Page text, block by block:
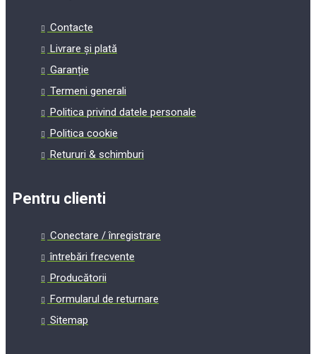
Contacte
Livrare și plată
Garanție
Termeni generali
Politica privind datele personale
Politica cookie
Retururi & schimburi
Pentru clienti
Conectare / înregistrare
întrebări frecvente
Producătorii
Formularul de returnare
Sitemap